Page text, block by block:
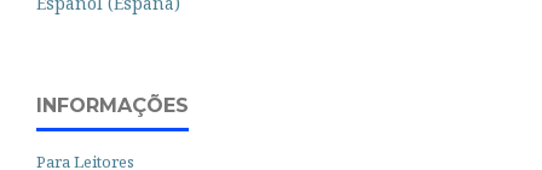
INFORMAÇÕES
Para Leitores